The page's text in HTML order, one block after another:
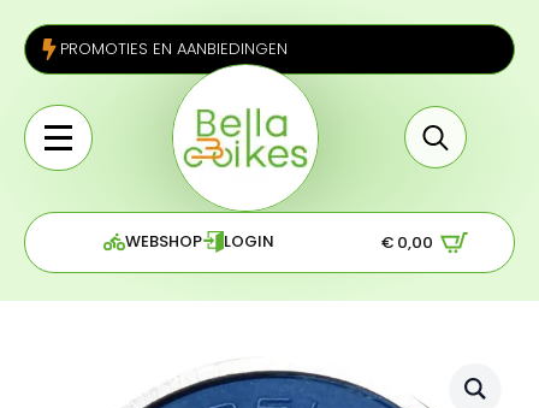
PROMOTIES EN AANBIEDINGEN
for:
WEBSHOP LOGIN € 0,00